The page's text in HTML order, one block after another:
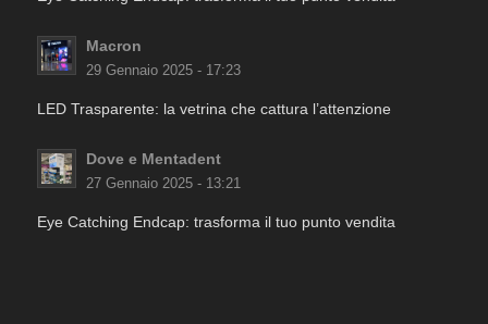
Macron
29 Gennaio 2025 - 17:23
LED Trasparente: la vetrina che cattura l’attenzione
Dove e Mentadent
27 Gennaio 2025 - 13:21
Eye Catching Endcap: trasforma il tuo punto vendita